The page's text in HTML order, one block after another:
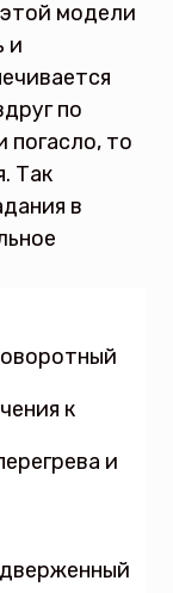
модели
и
по
погасло, то
Так
в
к
и